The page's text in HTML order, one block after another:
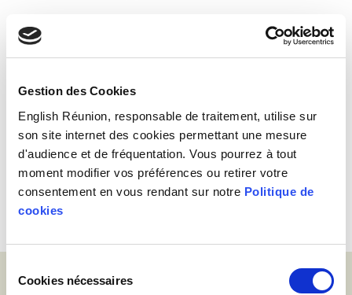
Gestion des Cookies
English Réunion, responsable de traitement, utilise sur
son site internet des cookies permettant une mesure
d'audience et de fréquentation. Vous pourrez à tout
moment modifier vos préférences ou retirer votre
consentement en vous rendant sur notre Politique de
cookies
duCookies nécessaires
Apprendre l’anglais à la
réunion
Apprendre à parler anglais dans un pays non-anglophone
comme la Réunion peut être assez difficile. Là où ceux qui
apprennent à parler anglais dans les pays anglophones ont
beaucoup de ressources à leur disposition telles que la
télévision, la radio, les bibliothèques remplies de livres écrits en
anglais et de nombreuses occasions de converser, le […]
Vous désirez davantage d'information?